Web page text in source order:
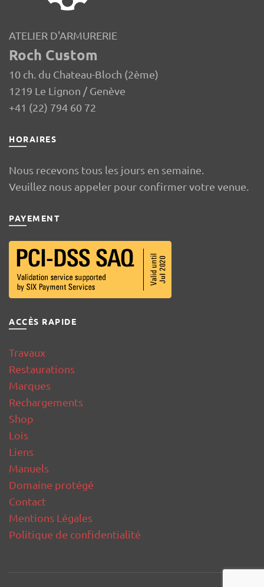
ATELIER D'ARMURERIE
Roch Custom
10 ch. du Chateau-Bloch (2ème)
1219 Le Lignon / Genève
+41 (22) 794 60 72
HORAIRES
Nous recevons tous les jours en semaine.
Veuillez nous appeler pour confirmer votre venue.
PAYEMENT
ACCÈS RAPIDE
Travaux
Restaurations
Marques
Rechargements
Shop
Lois
Liens
Manuels
Domaine protégé
Contact
Mentions Légales
Politique de confidentialité